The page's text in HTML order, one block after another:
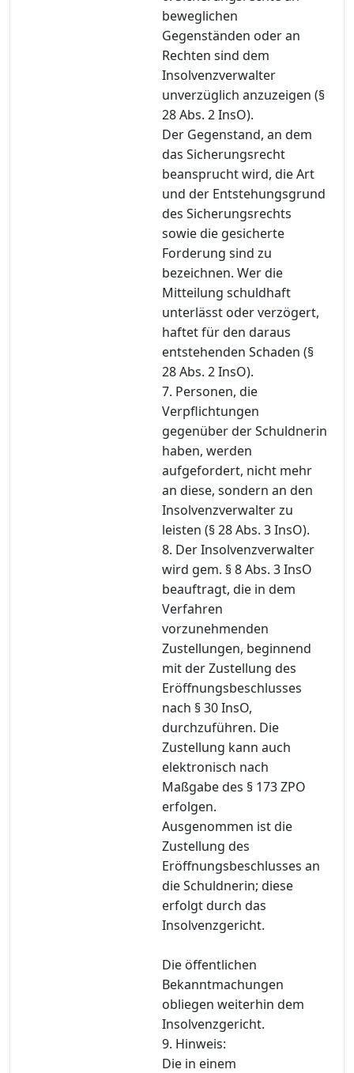
beweglichen
Gegenständen oder an
Rechten sind dem
Insolvenzverwalter
unverzüglich anzuzeigen (§
28 Abs. 2 InsO).
Der Gegenstand, an dem
das Sicherungsrecht
beansprucht wird, die Art
und der Entstehungsgrund
des Sicherungsrechts
sowie die gesicherte
Forderung sind zu
bezeichnen. Wer die
Mitteilung schuldhaft
unterlässt oder verzögert,
haftet für den daraus
entstehenden Schaden (§
28 Abs. 2 InsO).
7. Personen, die
Verpflichtungen
gegenüber der Schuldnerin
haben, werden
aufgefordert, nicht mehr
an diese, sondern an den
Insolvenzverwalter zu
leisten (§ 28 Abs. 3 InsO).
8. Der Insolvenzverwalter
wird gem. § 8 Abs. 3 InsO
beauftragt, die in dem
Verfahren
vorzunehmenden
Zustellungen, beginnend
mit der Zustellung des
Eröffnungsbeschlusses
nach § 30 InsO,
durchzuführen. Die
Zustellung kann auch
elektronisch nach
Maßgabe des § 173 ZPO
erfolgen.
Ausgenommen ist die
Zustellung des
Eröffnungsbeschlusses an
die Schuldnerin; diese
erfolgt durch das
Insolvenzgericht.
Die öffentlichen
Bekanntmachungen
obliegen weiterhin dem
Insolvenzgericht.
9. Hinweis:
Die in einem